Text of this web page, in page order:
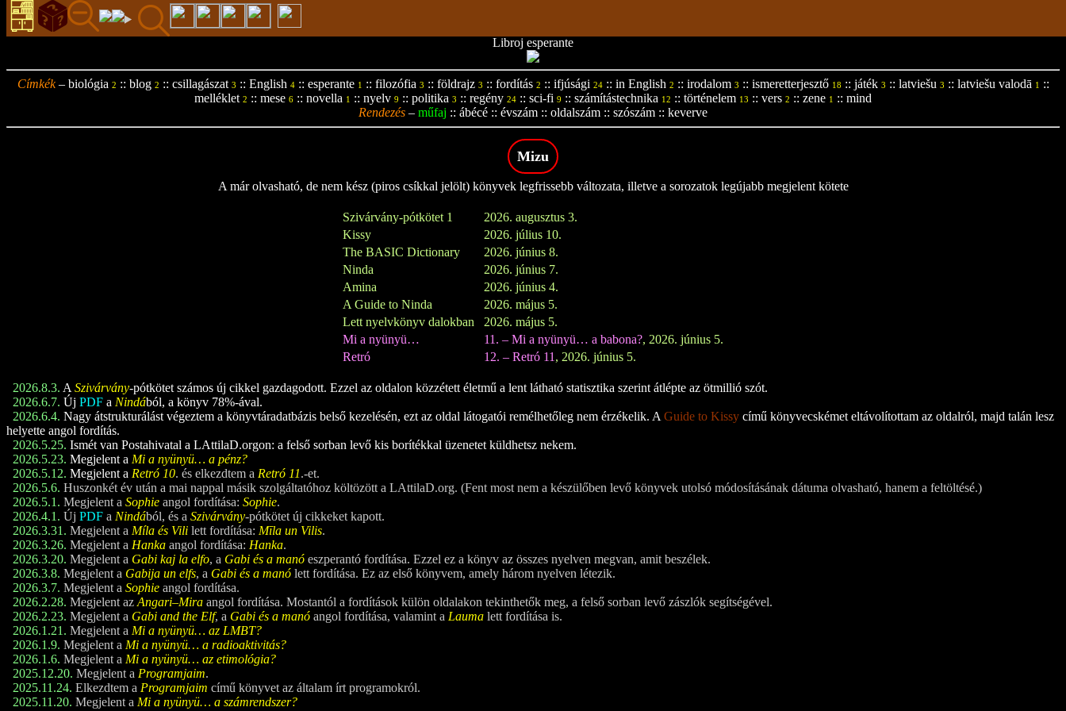
Libroj esperante
Címkék– biológia 2 :: blog 2 :: csillagászat 3 :: English 4:: esperante 1 :: filozófia 3 :: földrajz 3 :: fordítás 2 :: ifjúsági 24:: in English 2 :: irodalom 3 :: ismeretterjesztő 18 :: játék 3 :: latviešu 3 :: latviešu valodā 1
::
melléklet 2 :: mese 6 :: novella 1 :: nyelv 9 :: politika 3 :: regény 24 :: sci-fi 9 :: számítástechnika 12 :: történelem 13 :: vers 2 :: zene 1 :: mind
Rendezés – műfaj :: ábécé :: évszám :: oldalszám :: szószám :: keverve
Mizu
A már olvasható, de nem kész (piros csíkkal jelölt) könyvek legfrissebb változata, illetve a sorozatok legújabb megjelent kötete
Szivárvány-pótkötet 1
2026. augusztus 3.
Kissy
2026. július 10.
The BASIC Dictionary
2026. június 8.
Ninda
2026. június 7.
Amina
2026. június 4.
A Guide to Ninda
2026. május 5.
Lett nyelvkönyv dalokban
2026. május 5.
Mi a nyünyü…
11. – Mi a nyünyü… a babona?, 2026. június 5.
Retró
12. – Retró 11 , 2026. június 5.
2026.8.3. A Szivárvány-pótkötet számos új cikkel gazdagodott. Ezzel az oldalon közzétett életmű a lent látható statisztika szerint átlépte az ötmillió szót.
2026.6.7. Új PDF a Nindából, a könyv 78%-ával.
2026.6.4. Nagy átstrukturálást végeztem a könyvtáradatbázis belső kezelésén, ezt az oldal látogatói remélhetőleg nem érzékelik. A Guide to Kissy című könyvecskémet eltávolítottam az oldalról, majd talán lesz
helyette angol fordítás.
2026.5.25. Ismét van Postahivatal a LAttilaD.orgon: a felső sorban levő kis borítékkal üzenetet küldhetsz nekem.
2026.5.23. Megjelent a Mi a nyünyü… a pénz?
2026.5.12. Megjelent a Retró 10. és elkezdtem a Retró 11.-et.
2026.5.6. Huszonkét év után a mai nappal másik szolgáltatóhoz költözött a LAttilaD.org. (Fent most nem a készülőben levő könyvek utolsó módosításának dátuma olvasható, hanem a feltöltésé.)
2026.5.1. Megjelent a Sophie angol fordítása: Sophie.
2026.4.1. Új PDF a Nindából, és a Szivárvány-pótkötet új cikkeket kapott.
2026.3.31. Megjelent a Míla és Vili lett fordítása: Mīla un Vilis.
2026.3.26. Megjelent a Hanka angol fordítása: Hanka.
2026.3.20. Megjelent a Gabi kaj la elfo, a Gabi és a manó eszperantó fordítása. Ezzel ez a könyv az összes nyelven megvan, amit beszélek.
2026.3.8. Megjelent a Gabija un elfs, a Gabi és a manó lett fordítása. Ez az első könyvem, amely három nyelven létezik.
2026.3.7. Megjelent a Sophie angol fordítása.
2026.2.28. Megjelent az Angari–Mira angol fordítása. Mostantól a fordítások külön oldalakon tekinthetők meg, a felső sorban levő zászlók segítségével.
2026.2.23. Megjelent a Gabi and the Elf, a Gabi és a manó angol fordítása, valamint a Lauma lett fordítása is.
2026.1.21. Megjelent a Mi a nyünyü… az LMBT?
2026.1.9. Megjelent a Mi a nyünyü… a radioaktivitás?
2026.1.6. Megjelent a Mi a nyünyü… az etimológia?
2025.12.20. Megjelent a Programjaim.
2025.11.24. Elkezdtem a Programjaim című könyvet az általam írt programokról.
2025.11.20. Megjelent a Mi a nyünyü… a számrendszer?